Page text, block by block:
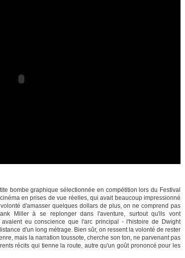
bombe graphique sélectionnée en compétition lors du Festival
en prises de vue réelles, qui avait beaucoup impressionné
d'amasser quelques dollars de plus, on ne comprend pas
Miller à se replonger dans l'aventure, surtout qu'ils vont
eu conscience que l'arc principal - l'histoire de Dwight
d'un long métrage. Bien sûr, on ressent la volonté de rester
mais la narration toussote, cherche son ton, ne parvenant pas
récits qui tienne la route, autre qu'un goût prononcé pour les